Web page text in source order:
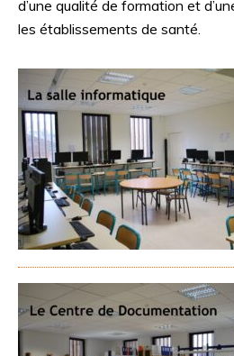
d’une qualité de formation et
les établissements de santé.